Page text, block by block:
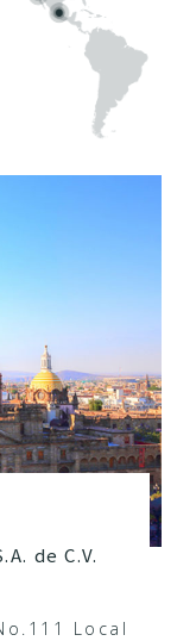
de C.V.
Local